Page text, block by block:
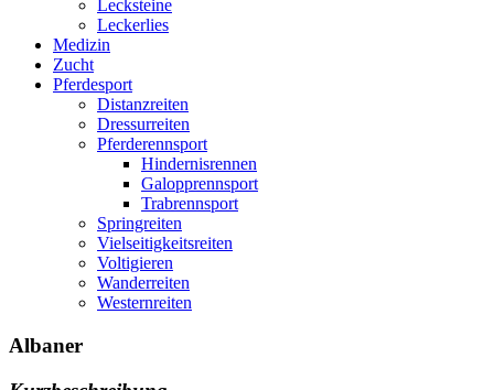
Lecksteine
Leckerlies
Medizin
Zucht
Pferdesport
Distanzreiten
Dressurreiten
Pferderennsport
Hindernisrennen
Galopprennsport
Trabrennsport
Springreiten
Vielseitigkeitsreiten
Voltigieren
Wanderreiten
Westernreiten
Albaner